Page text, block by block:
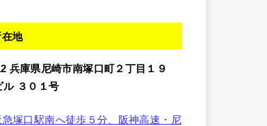
地
兵庫県尼崎市南塚口町２丁目１９
ル ３０１号
急塚口駅南へ徒歩５分、阪神高速・尼